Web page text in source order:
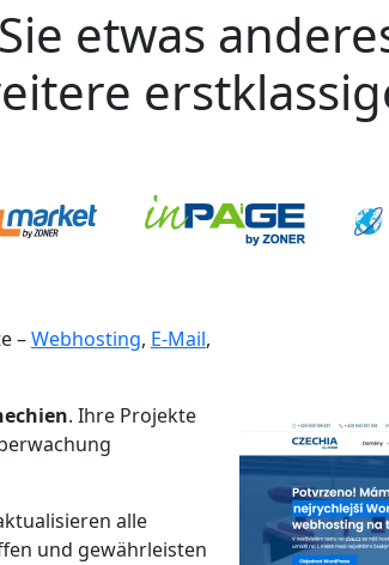
etwas
–Webhosting, E-Mail,
. Ihre Projekte
alle
und gewährleisten